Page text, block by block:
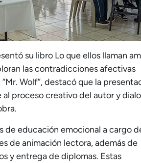
su libro Lo que ellos llaman
las contradicciones afectivas
Wolf”, destacó que la
proceso creativo del autor y
de educación emocional a cargo
de animación lectora, además de
y entrega de diplomas. Estas